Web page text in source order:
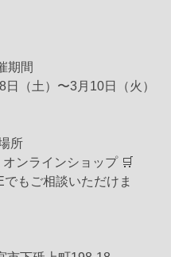
期間
日（土）〜3月10日（火）
所
ンラインショップ 🛒
でもご相談いただけま